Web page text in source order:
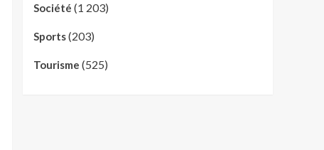
Société (1 203)
Sports(203)
Tourisme (525)